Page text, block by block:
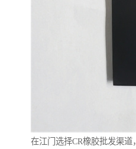
在江门选择CR橡胶批发渠